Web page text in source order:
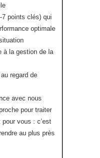
7 points clés) qui
optimale
à la gestion de la
regard de
avec nous
pour traiter
vous : c’est
au plus près